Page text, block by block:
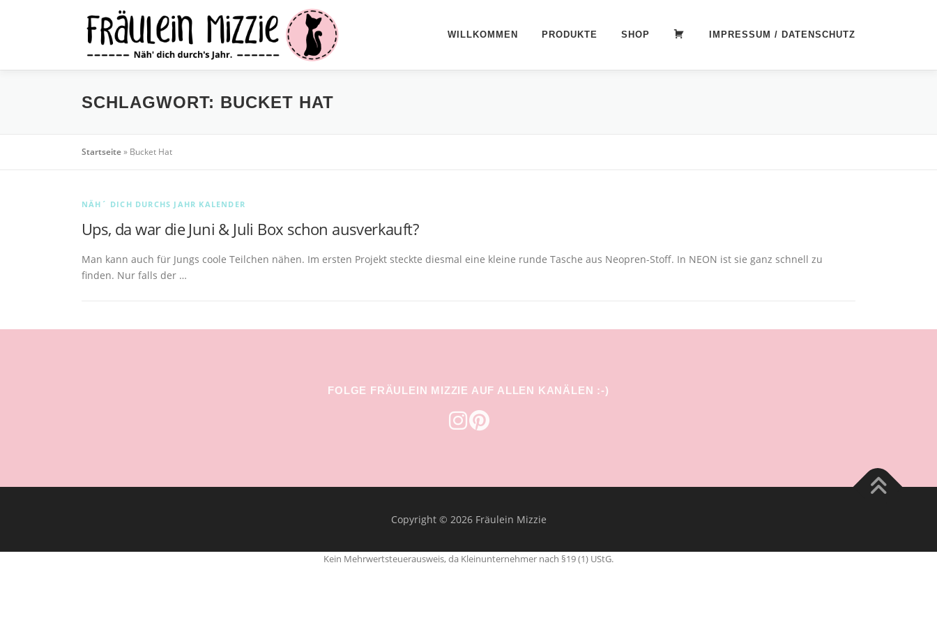
WILLKOMMEN PRODUKTE SHOP WARENKORB
IMPRESSUM / DATENSCHUTZ
SCHLAGWORT: BUCKET HAT
Startseite» Bucket Hat
NÄH´ DICH DURCHS JAHR KALENDER
Ups, da war die Juni & Juli Box schon ausverkauft?
Man kann auch für Jungs coole Teilchen nähen. Im ersten Projekt steckte diesmal eine kleine runde Tasche aus Neopren-Stoff. In NEON ist sie ganz schnell zu
finden. Nur falls der …
FOLGE FRÄULEIN MIZZIE AUF ALLEN KANÄLEN :-)
Copyright © 2026 Fräulein Mizzie
Kein Mehrwertsteuerausweis, da Kleinunternehmer nach §19 (1) UStG.